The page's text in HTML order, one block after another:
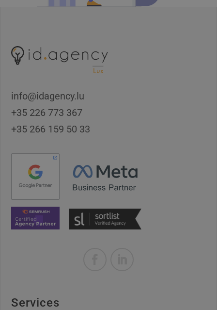
info@idagency.lu
+35 226 773 367
+35 266 159 50 33
Services